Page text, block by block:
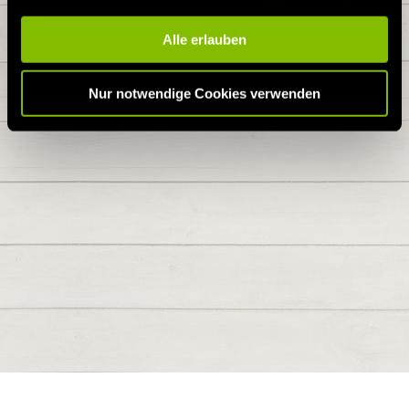
Alle erlauben
Nur notwendige Cookies verwenden